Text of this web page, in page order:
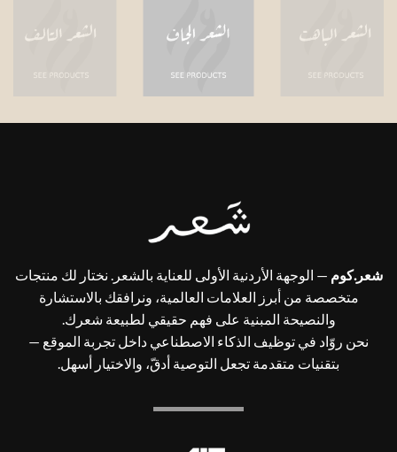
شعر.كوم — الوجهة الأردنية الأولى للعناية بالشعر. نختار لك منتجات
متخصصة من أبرز العلامات العالمية، ونرافقك بالاستشارة
والنصيحة المبنية على فهم حقيقي لطبيعة شعرك.
نحن روّاد في توظيف الذكاء الاصطناعي داخل تجربة الموقع —
بتقنيات متقدمة تجعل التوصية أدقّ، والاختيار أسهل.